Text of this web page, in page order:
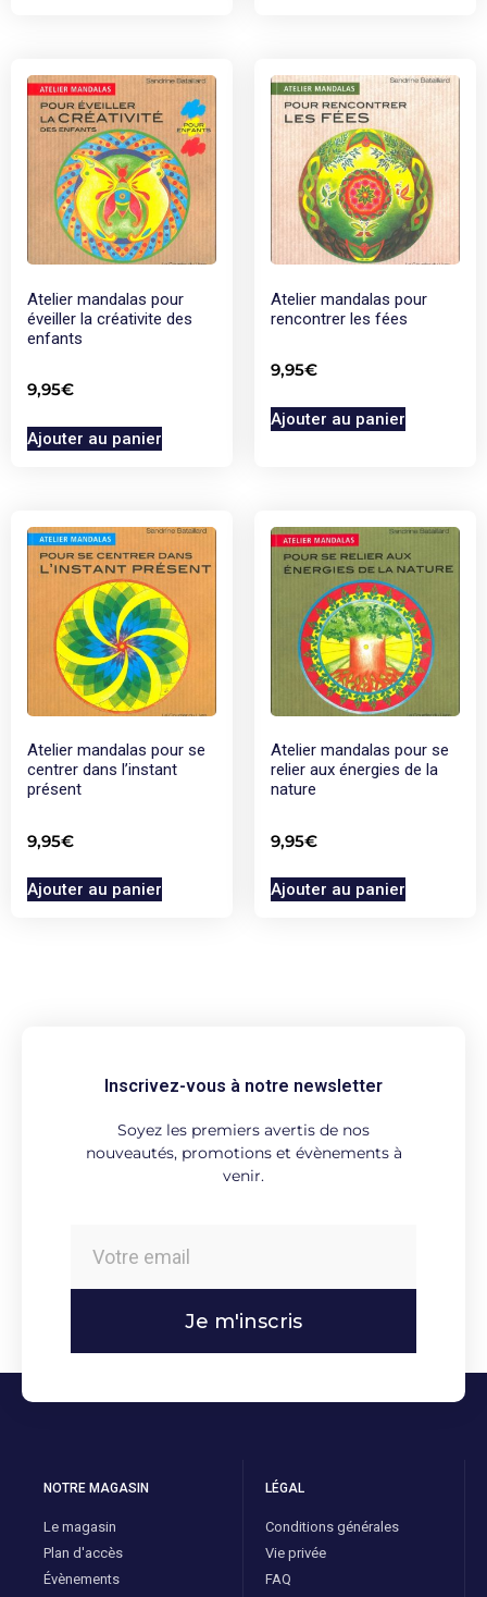
Atelier mandalas pour
éveiller la créativite des
enfants
9,95€
Ajouter au panier
Atelier mandalas pour
rencontrer les fées
9,95€
Ajouter au panier
Atelier mandalas pour se
centrer dans l’instant
présent
9,95€
Ajouter au panier
Atelier mandalas pour se
relier aux énergies de la
nature
9,95€
Ajouter au panier
Inscrivez-vous à notre newsletter
Soyez les premiers avertis de nos
nouveautés, promotions et évènements à
venir.
Je m'inscris
NOTRE MAGASIN
Le magasin
Plan d'accès
Évènements
LÉGAL
Conditions générales
Vie privée
FAQ